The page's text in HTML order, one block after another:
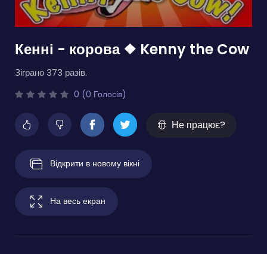
Кенні - корова ❖ Kenny the Cow
Зіграно 373 разів.
0 (0 Голосів)
Не працює?
Відкрити в новому вікні
На весь екран